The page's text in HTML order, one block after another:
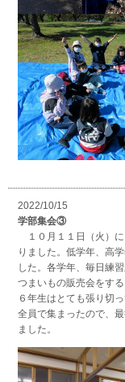
2022/10/15
学部集会③
１０月１１日（火）
りました。低学年、高
した。各学年、毎日練
つまいもの販売会をす
６年生はとても張り切
全員で集まったので、
ました。